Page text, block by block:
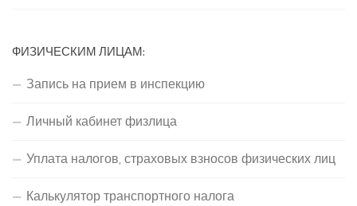
ФИЗИЧЕСКИМ ЛИЦАМ:
Запись на прием в инспекцию
Личный кабинет физлица
Уплата налогов, страховых взносов физических лиц
Калькулятор транспортного налога